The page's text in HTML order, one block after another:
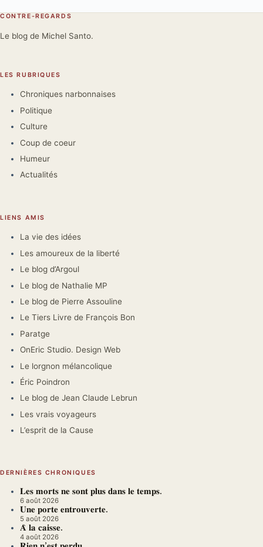
CONTRE-REGARDS
Le blog de Michel Santo.
LES RUBRIQUES
Chroniques narbonnaises
Politique
Culture
Coup de coeur
Humeur
Actualités
LIENS AMIS
La vie des idées
Les amoureux de la liberté
Le blog d’Argoul
Le blog de Nathalie MP
Le blog de Pierre Assouline
Le Tiers Livre de François Bon
Paratge
OnEric Studio. Design Web
Le lorgnon mélancolique
Éric Poindron
Le blog de Jean Claude Lebrun
Les vrais voyageurs
L’esprit de la Cause
DERNIÈRES CHRONIQUES
𝐋𝐞𝐬 𝐦𝐨𝐫𝐭𝐬 𝐧𝐞 𝐬𝐨𝐧𝐭 𝐩𝐥𝐮𝐬 𝐝𝐚𝐧𝐬 𝐥𝐞 𝐭𝐞𝐦𝐩𝐬.
6 août 2026
𝐔𝐧𝐞 𝐩𝐨𝐫𝐭𝐞 𝐞𝐧𝐭𝐫𝐨𝐮𝐯𝐞𝐫𝐭𝐞.
5 août 2026
𝐀̀ 𝐥𝐚 𝐜𝐚𝐢𝐬𝐬𝐞.
4 août 2026